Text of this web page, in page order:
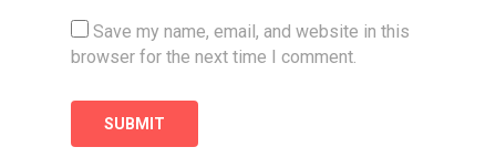
Save my name, email, and website in this
browser for the next time I comment.